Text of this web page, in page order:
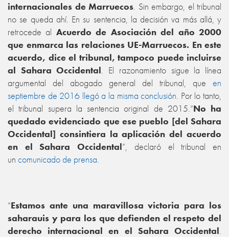
internacionales de Marruecos. Sin embargo, el tribunal
no se queda ahí. En su sentencia, la decisión va más allá, y
retrocede al Acuerdo de Asociación del año 2000
que enmarca las relaciones UE-Marruecos. En este
acuerdo, dice el tribunal, tampoco puede incluirse
al Sahara Occidental. El razonamiento sigue la línea
argumental del abogado general del tribunal, que en
septiembre de 2016 llegó a la misma conclusión. Por lo tanto,
el tribunal supera la sentencia original de 2015.“No ha
quedado evidenciado que ese pueblo [del Sahara
Occidental] consintiera la aplicación del acuerdo
en el Sahara Occidental”, declaró el tribunal en
un comunicado de prensa.
“Estamos ante una maravillosa victoria para los
saharauis y para los que defienden el respeto del
derecho internacional en el Sahara Occidental.